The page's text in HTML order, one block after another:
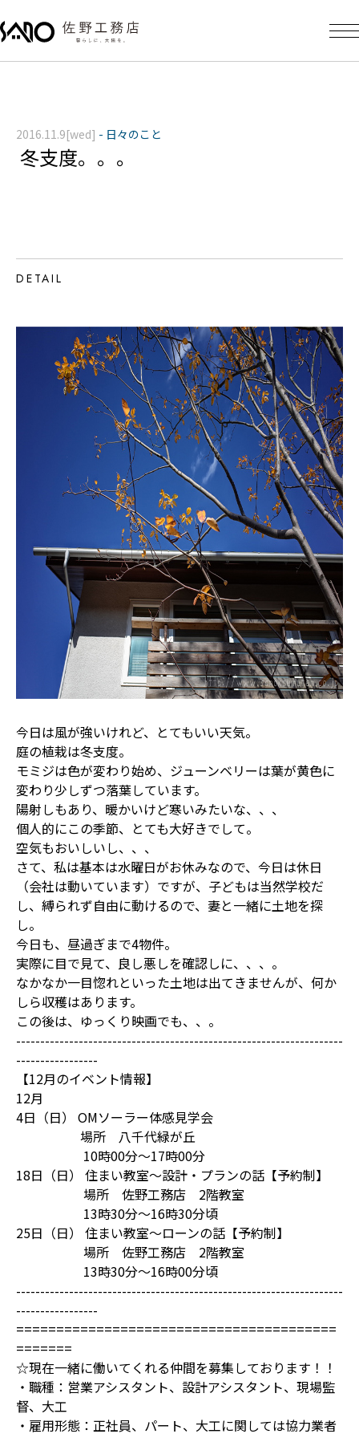
冬支度。。。
2016.11.9[wed] - 日々のこと
DETAIL
今日は風が強いけれど、とてもいい天気。
庭の植栽は冬支度。
モミジは色が変わり始め、ジューンベリーは葉が黄色に
変わり少しずつ落葉しています。
陽射しもあり、暖かいけど寒いみたいな、、、
個人的にこの季節、とても大好きでして。
空気もおいしいし、、、
さて、私は基本は水曜日がお休みなので、今日は休日
（会社は動いています）ですが、子どもは当然学校だ
し、縛られず自由に動けるので、妻と一緒に土地を探
し。
今日も、昼過ぎまで4物件。
実際に目で見て、良し悪しを確認しに、、、。
なかなか一目惚れといった土地は出てきませんが、何か
しら収穫はあります。
この後は、ゆっくり映画でも、、。
--------------------------------------------------------------------
-----------------
【12月のイベント情報】
12月
4日（日） OMソーラー体感見学会
場所 八千代緑が丘
10時00分～17時00分
18日（日） 住まい教室～設計・プランの話【予約制】
場所 佐野工務店 2階教室
13時30分～16時30分頃
25日（日） 住まい教室～ローンの話【予約制】
場所 佐野工務店 2階教室
13時30分～16時00分頃
--------------------------------------------------------------------
-----------------
========================================
=======
☆現在一緒に働いてくれる仲間を募集しております！！
・職種：営業アシスタント、設計アシスタント、現場監
督、大工
・雇用形態：正社員、パート、大工に関しては協力業者